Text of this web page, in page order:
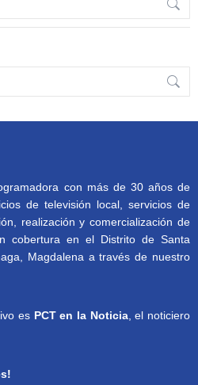
con más de 30 años de
de televisión local, servicios de
realización y comercialización de
cobertura en el Distrito de Santa
Magdalena a través de nuestro
es PCT en la Noticia, el noticiero